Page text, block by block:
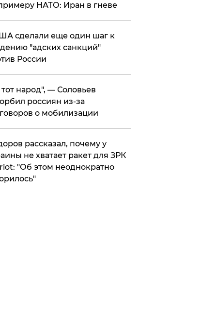
НАТО: Иран в гневе
сделали еще один шаг к
"адских санкций"
России
народ", — Соловьев
россиян из-за
о мобилизации
рассказал, почему у
не хватает ракет для ЗРК
"Об этом неоднократно